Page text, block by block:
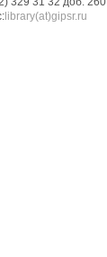
library(at)gipsr.ru